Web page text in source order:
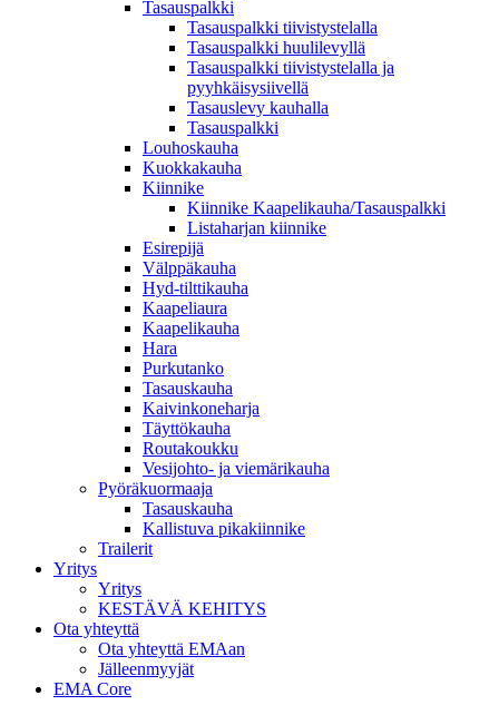
Tasauspalkki
Tasauspalkki tiivistystelalla
Tasauspalkki huulilevyllä
Tasauspalkki tiivistystelalla ja
pyyhkäisysiivellä
Tasauslevy kauhalla
Tasauspalkki
Louhoskauha
Kuokkakauha
Kiinnike
Kiinnike Kaapelikauha/Tasauspalkki
Listaharjan kiinnike
Esirepijä
Välppäkauha
Hyd-tilttikauha
Kaapeliaura
Kaapelikauha
Hara
Purkutanko
Tasauskauha
Kaivinkoneharja
Täyttökauha
Routakoukku
Vesijohto- ja viemärikauha
Pyöräkuormaaja
Tasauskauha
Kallistuva pikakiinnike
Trailerit
Yritys
Yritys
KESTÄVÄ KEHITYS
Ota yhteyttä
Ota yhteyttä EMAan
Jälleenmyyjät
EMA Core